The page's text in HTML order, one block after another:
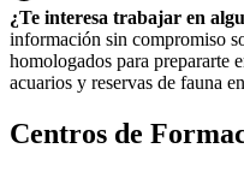
¿Te interesa trabajar en
información sin compromiso
homologados para prepararte
acuarios y reservas de fauna
Centros de